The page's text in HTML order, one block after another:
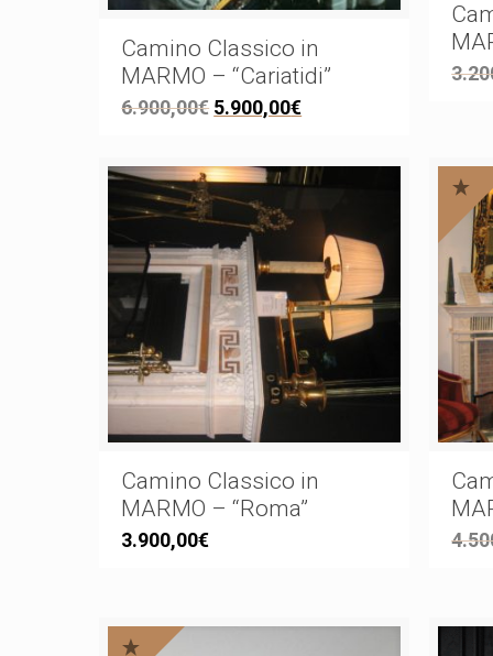
Camino Classico in
MARMO – “Cariatidi”
6.900,00€ 5.900,00€
Camino Classico in
MARMO – “Roma”
3.900,00€